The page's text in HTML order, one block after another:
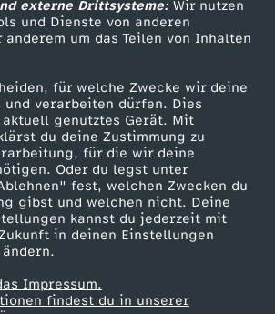
externe Drittsysteme:Wir nutzen
und Dienste von anderen
um das Teilen von Inhalten
für welche Zwecke wir deine
und verarbeiten dürfen. Dies
genutztes Gerät. Mit
du deine Zustimmung zu
für die wir deine
Oder du legst unter
fest, welchen Zwecken du
gibst und welchen nicht. Deine
kannst du jederzeit mit
in deinen Einstellungen
Impressum.
findest du in unserer